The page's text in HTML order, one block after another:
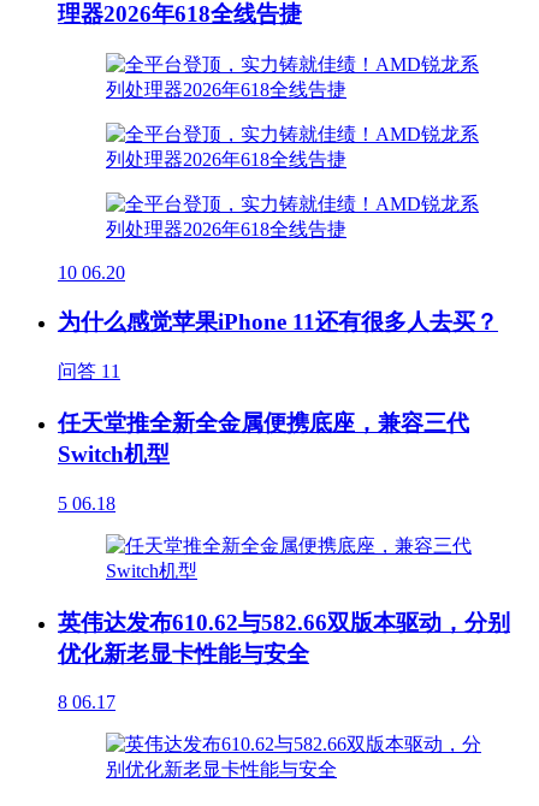
理器2026年618全线告捷
10 06.20
为什么感觉苹果iPhone 11还有很多人去买？
问答 11
任天堂推全新全金属便携底座，兼容三代
Switch机型
5 06.18
英伟达发布610.62与582.66双版本驱动，分别
优化新老显卡性能与安全
8 06.17